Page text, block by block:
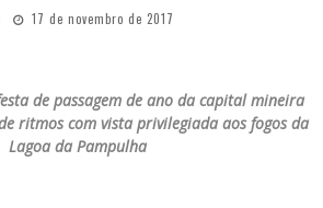
17 de novembro de 2017
de passagem de ano da capital mineira
ritmos com vista privilegiada aos fogos da
Lagoa da Pampulha